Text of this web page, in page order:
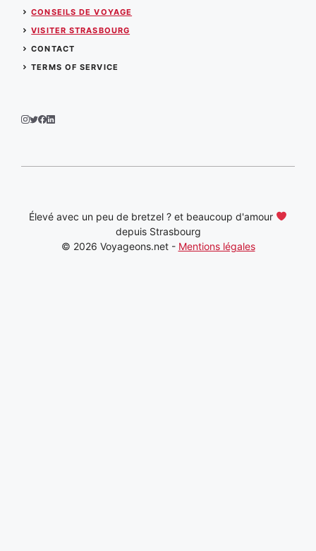
CONSEILS DE VOYAGE
VISITER STRASBOURG
CONTACT
TERMS OF SERVICE
Élevé avec un peu de bretzel ? et beaucoup d'amour
depuis Strasbourg
© 2026 Voyageons.net - Mentions légales